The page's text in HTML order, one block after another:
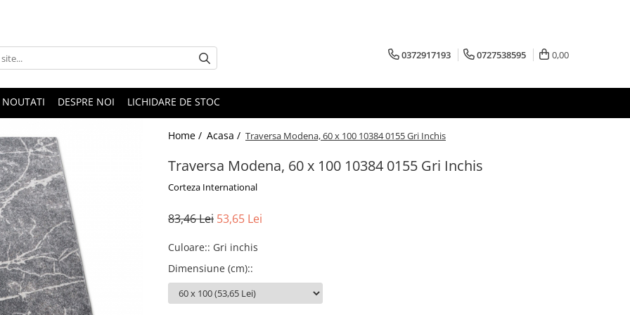
0372917193 0727538595 0,00
NOUTATI DESPRE NOI LICHIDARE DE STOC
Home / Acasa / Traversa Modena, 60 x 100 10384 0155 Gri Inchis
Traversa Modena, 60 x 100 10384 0155 Gri Inchis
Corteza International
83,46 Lei 53,65 Lei
Culoare:: Gri inchis
Dimensiune (cm)::